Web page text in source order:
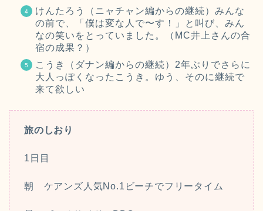
けんたろう（ニャチャン編からの継続）みんな
の前で、「僕は変な人で〜す！」と叫び、みん
なの笑いをとっていました。（MC井上さんの合
宿の成果？）
こうき（ダナン編からの継続）2年ぶりでさらに
大人っぽくなったこうき。ゆう、そのに継続で
来て欲しい
旅のしおり
1日目
朝 ケアンズ人気No.1ビーチでフリータイム